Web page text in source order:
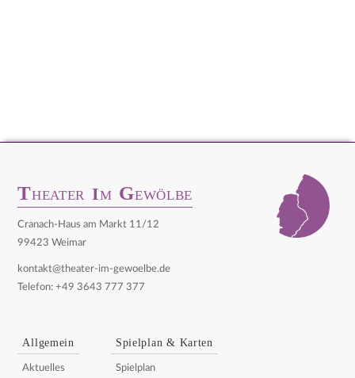
THEATER IM GEWÖLBE
Cranach-Haus am Markt 11/12
99423 Weimar
kontakt@theater-im-gewoelbe.de
Telefon: +49 3643 777 377
Allgemein
Aktuelles
Spielplan & Karten
Spielplan